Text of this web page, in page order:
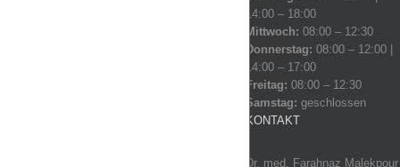
14:00 – 18:00
Mittwoch: 08:00 – 12:30
Donnerstag: 08:00 – 12:00 |
14:00 – 17:00
Freitag: 08:00 – 12:30
Samstag: geschlossen
KONTAKT
Dr. med. Farahnaz Malekpour